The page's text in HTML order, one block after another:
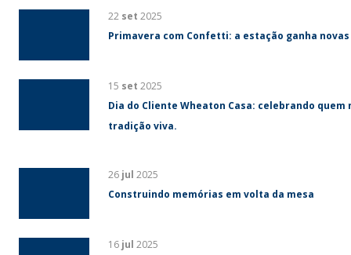
22 set 2025
Primavera com Confetti: a estação ganha
15 set 2025
Dia do Cliente Wheaton Casa: celebrando
tradição viva.
26 jul 2025
Construindo memórias em volta da mesa
16 jul 2025